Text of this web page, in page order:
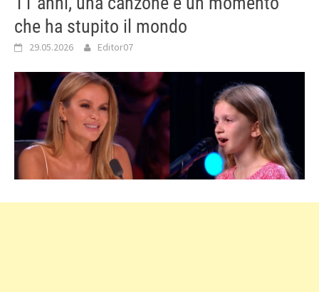
che ha stupito il mondo
29.05.2026 Editor07